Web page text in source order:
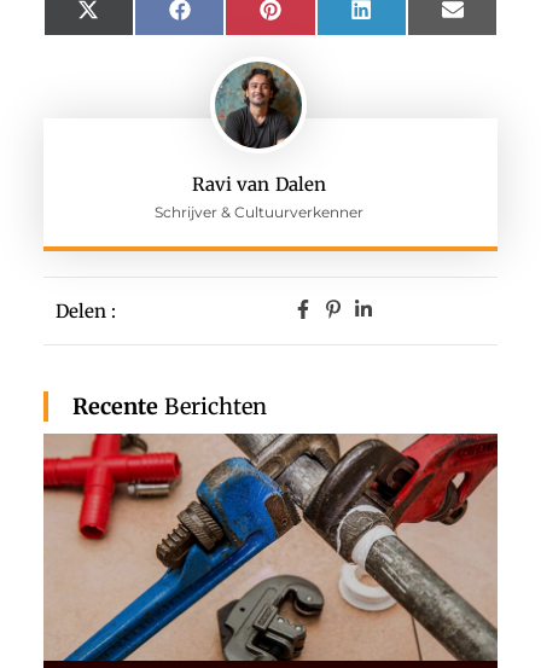
Ravi van Dalen
Schrijver & Cultuurverkenner
Delen :
Recente Berichten
X
(Twitter)
FacebookPinterest LinkedIn Email